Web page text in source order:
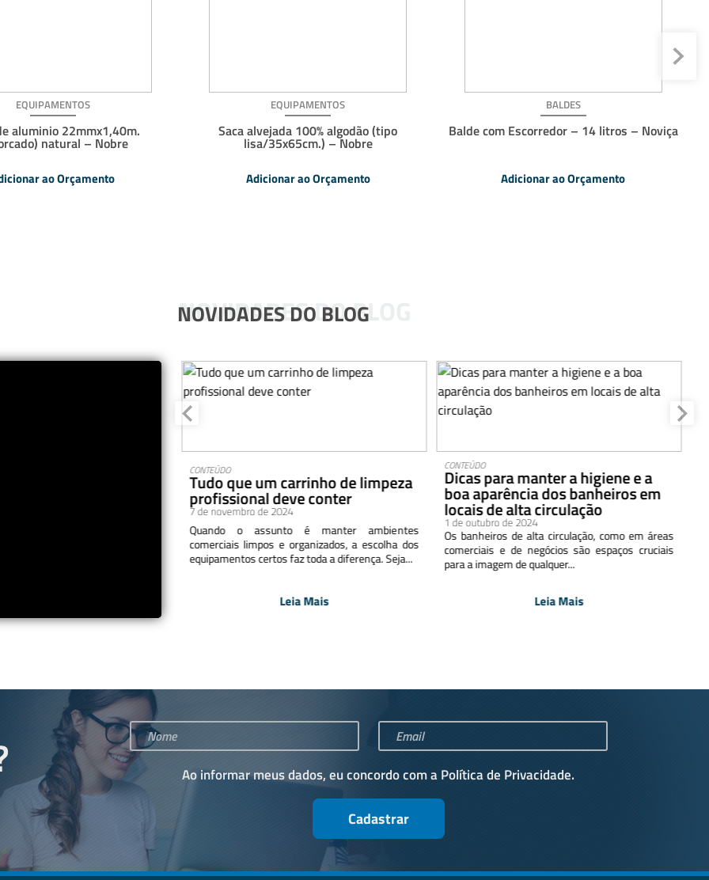
EQUIPAMENTOS
aluminio 22mmx1,40m.
natural – Nobre
ao Orçamento
EQUIPAMENTOS
Saca alvejada 100% algodão (tipo
lisa/35x65cm.) – Nobre
Adicionar ao Orçamento
BALDES
Balde com Escorredor – 14 litros – Noviça
Adicionar ao Orçamento
NOVIDADES DO BLOG
NOVIDADES DO BLOG
CONTEÚDO
Tudo que um carrinho de limpeza
profissional deve conter
7 de novembro de 2024
Quando o assunto é manter ambientes
comerciais limpos e organizados, a escolha dos
equipamentos certos faz toda a diferença. Seja...
Leia Mais
CONTEÚDO
Dicas para manter a higiene e a
boa aparência dos banheiros em
locais de alta circulação
1 de outubro de 2024
Os banheiros de alta circulação, como em áreas
comerciais e de negócios são espaços cruciais
para a imagem de qualquer...
Leia Mais
Ao informar meus dados, eu concordo com aPolítica de Privacidade.
Cadastrar